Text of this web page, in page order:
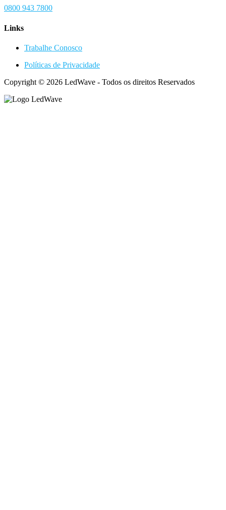
0800 943 7800
Links
Trabalhe Conosco
Políticas de Privacidade
Copyright © 2026 LedWave - Todos os direitos Reservados